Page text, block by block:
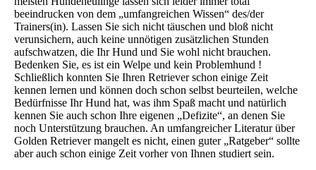
beeindrucken von dem „umfangreichen Wissen“ des/der
Trainers(in). Lassen Sie sich nicht täuschen und bloß nicht
verunsichern, auch keine unnötigen zusätzlichen Stunden
aufschwatzen, die Ihr Hund und Sie wohl nicht brauchen.
Bedenken Sie, es ist ein Welpe und kein Problemhund !
Schließlich konnten Sie Ihren Retriever schon einige Zeit
kennen lernen und können doch schon selbst beurteilen, welche
Bedürfnisse Ihr Hund hat, was ihm Spaß macht und natürlich
kennen Sie auch schon Ihre eigenen „Defizite“, an denen Sie
noch Unterstützung brauchen. An umfangreicher Literatur über
Golden Retriever mangelt es nicht, einen guter „Ratgeber“ sollte
aber auch schon einige Zeit vorher von Ihnen studiert sein.